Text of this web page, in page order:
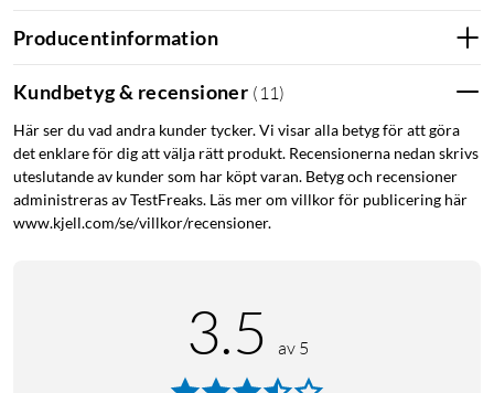
Håll dig hypad i upp till 18 timmar
Den långvariga batteritiden gör att du kan lyssna på dina
favoritartister hela dagen och ser till att du inte missar något
när du har en bakgårdsfest med din familj.
inte oroa dig för stänk, regn eller till och med snö.
Producentinformation
Kundbetyg & recensioner ( 11 )
Här ser du vad andra kunder tycker. Vi visar alla betyg för att göra
det enklare för dig att välja rätt produkt. Recensionerna nedan skrivs
uteslutande av kunder som har köpt varan. Betyg och recensioner
administreras av TestFreaks. Läs mer om villkor för publicering här
www.kjell.com/se/villkor/recensioner.
3.5 av 5